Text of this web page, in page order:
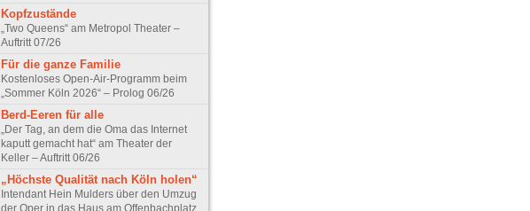
Kopfzustände
„Two Queens“ am Metropol Theater –
Auftritt 07/26
Für die ganze Familie
Kostenloses Open-Air-Programm beim
„Sommer Köln 2026“ – Prolog 06/26
Berd-Eeren für alle
„Der Tag, an dem die Oma das Internet
kaputt gemacht hat“ am Theater der
Keller – Auftritt 06/26
„Höchste Qualität nach Köln holen“
Intendant Hein Mulders über den Umzug
der Oper in das Haus am Offenbachplatz